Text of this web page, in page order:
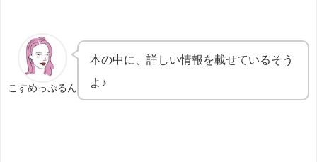
こすめっぷるん
本の中に、詳しい情報を載せているそう
よ♪